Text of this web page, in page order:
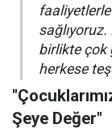
birlikte çok
herkese
Şeye Değer"